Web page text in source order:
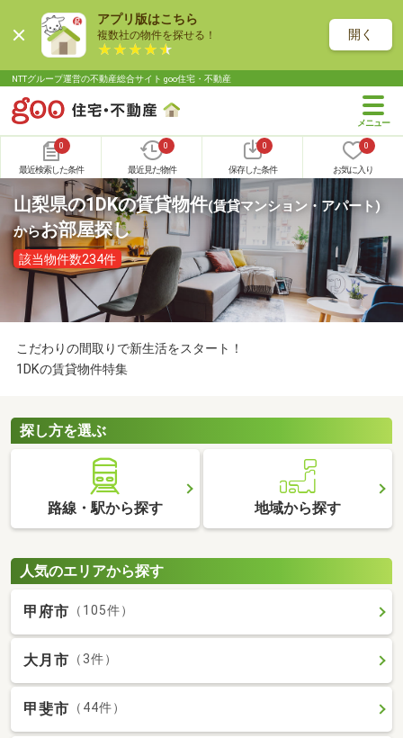
アプリ版はこちら
複数社の物件を探せる！ 開く
NTTグループ運営の不動産総合サイト goo住宅・不動産
0
最近検索した条件
0
最近見た物件
0
保存した条件
0
お気に入り
山梨県の1DKの賃貸物件(賃貸マンション・アパート)
からお部屋探し
該当物件数234件
こだわりの間取りで新生活をスタート！
1DKの賃貸物件特集
探し方を選ぶ
路線・駅から探す 地域から探す
人気のエリアから探す
甲府市 （105件）
大月市 （3件）
甲斐市 （44件）